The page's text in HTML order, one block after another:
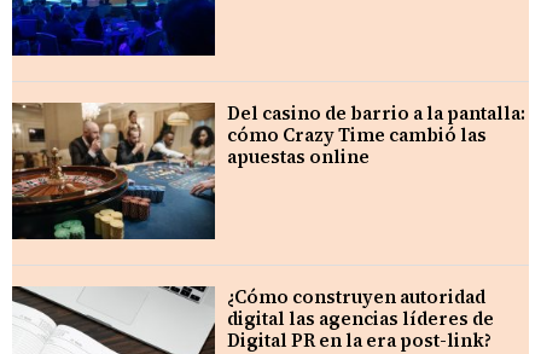
Del casino de barrio a la pantalla:
cómo Crazy Time cambió las
apuestas online
¿Cómo construyen autoridad
digital las agencias líderes de
Digital PR en la era post-link?